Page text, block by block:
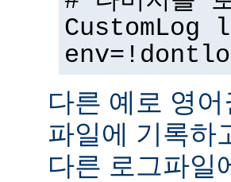
CustomLog
다른 예로 영
파일에 기록하
다른 로그파일